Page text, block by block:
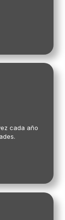
cada año